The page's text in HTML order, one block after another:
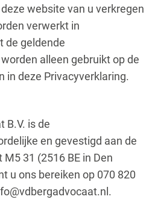
website van u verkregen
verwerkt in
de geldende
alleen gebruikt op de
in deze Privacyverklaring.
B.V. is de
en gevestigd aan de
31 (2516 BE in Den
u ons bereiken op 070 820